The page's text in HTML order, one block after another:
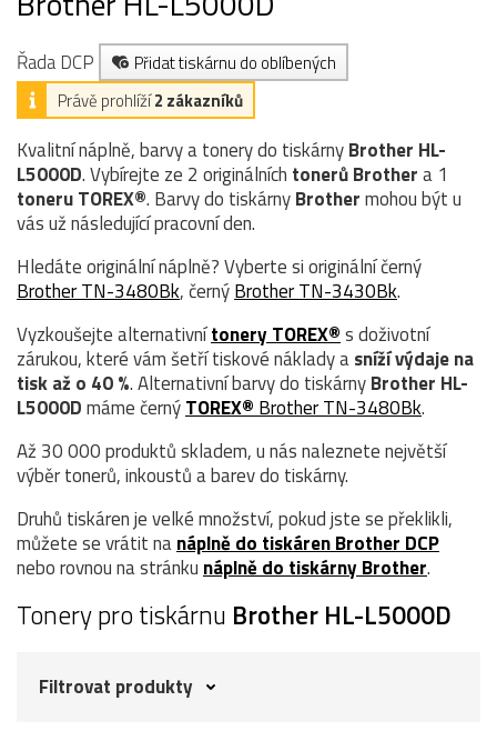
Řada DCP
Přidat tiskárnu do oblíbených
Právě prohlíží2 zákazníků
Kvalitní náplně, barvy a tonery do tiskárnyBrother HL-
L5000D. Vybírejte ze 2 originálních tonerůBrothera 1
toneru TOREX®. Barvy do tiskárnyBrothermohou být u
vás už následující pracovní den.
Hledáte originální náplně? Vyberte si originální černý
Brother TN-3480Bk, černýBrother TN-3430Bk.
Vyzkoušejte alternativnítonery TOREX®s doživotní
zárukou, které vám šetří tiskové náklady asníží výdaje na
tisk až o 40 %. Alternativní barvy do tiskárnyBrother HL-
L5000Dmáme černýTOREX® Brother TN-3480Bk.
Až 30 000 produktů skladem, u nás naleznete největší
výběr tonerů, inkoustů a barev do tiskárny.
Druhů tiskáren je velké množství, pokud jste se překlikli,
můžete se vrátit nanáplně do tiskáren Brother DCP
nebo rovnou na stránku náplně do tiskárny Brother.
Tonery pro tiskárnu Brother HL-L5000D
Filtrovat produkty